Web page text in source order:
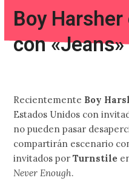
Boy
con «Jeans»
Recientemente Boy
Estados Unidos con
no pueden pasar
compartirán escenario
invitados porTurnstile
Never Enough.